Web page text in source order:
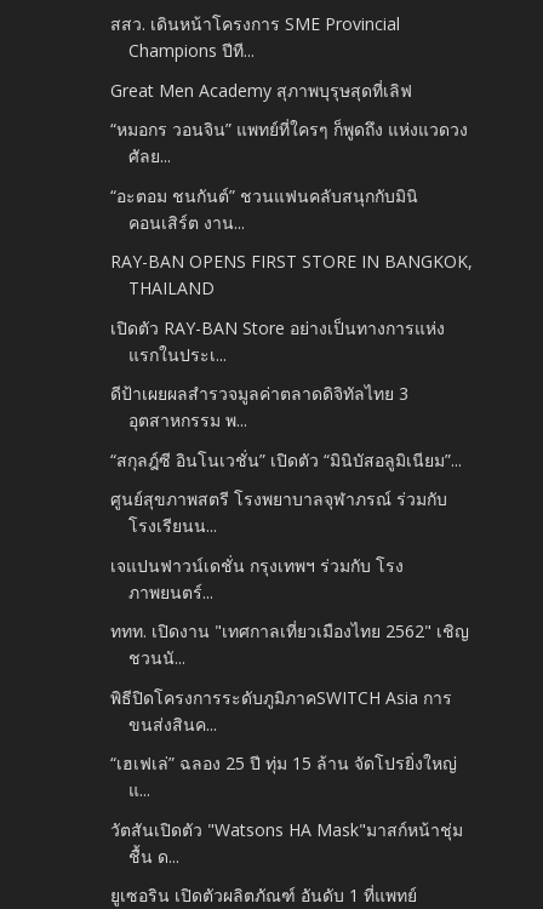
สสว. เดินหน้าโครงการ SME Provincial
Champions ปีที...
Great Men Academy สุภาพบุรุษสุดที่เลิฟ
“หมอกร วอนจิน” แพทย์ที่ใครๆ ก็พูดถึง แห่งแวดวง
ศัลย...
“อะตอม ชนกันต์” ชวนแฟนคลับสนุกกับมินิ
คอนเสิร์ต งาน...
RAY-BAN OPENS FIRST STORE IN BANGKOK,
THAILAND
เปิดตัว RAY-BAN Store อย่างเป็นทางการแห่ง
แรกในประเ...
ดีป้าเผยผลสำรวจมูลค่าตลาดดิจิทัลไทย 3
อุตสาหกรรม พ...
“สกุลฎ์ซี อินโนเวชั่น” เปิดตัว “มินิบัสอลูมิเนียม”...
ศูนย์สุขภาพสตรี โรงพยาบาลจุฬาภรณ์ ร่วมกับ
โรงเรียนน...
เจแปนฟาวน์เดชั่น กรุงเทพฯ ร่วมกับ โรง
ภาพยนตร์...
ททท. เปิดงาน "เทศกาลเที่ยวเมืองไทย 2562" เชิญ
ชวนนั...
พิธีปิดโครงการระดับภูมิภาคSWITCH Asia การ
ขนส่งสินค...
“เฮเฟเล่” ฉลอง 25 ปี ทุ่ม 15 ล้าน จัดโปรยิ่งใหญ่
แ...
วัตสันเปิดตัว "Watsons HA Mask"มาสก์หน้าชุ่ม
ชื้น ด...
ยูเซอริน เปิดตัวผลิตภัณฑ์ อันดับ 1 ที่แพทย์